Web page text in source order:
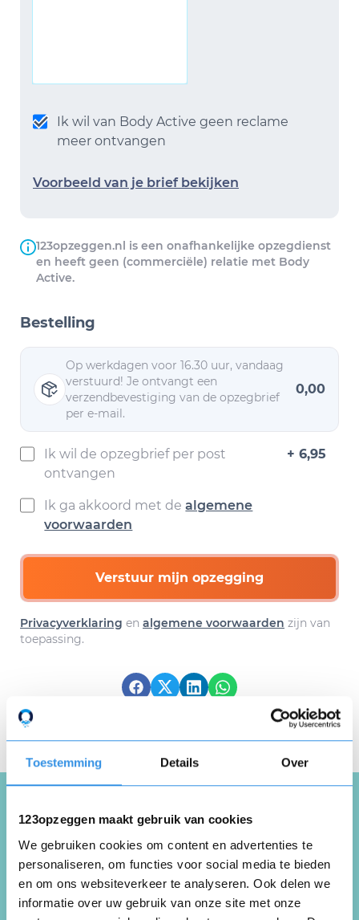
Toestemming Details Over
123opzeggen maakt gebruik van cookies
We gebruiken cookies om content en advertenties te
personaliseren, om functies voor social media te bieden
en om ons websiteverkeer te analyseren. Ook delen we
informatie over uw gebruik van onze site met onze
Ik wil van Body Active geen reclame
meer ontvangen
Voorbeeld van je brief bekijken
123opzeggen.nl is een onafhankelijke opzegdienst
en heeft geen (commerciële) relatie met Body
Active.
Bestelling
Op werkdagen voor 16.30 uur, vandaag
verstuurd! Je ontvangt een
verzendbevestiging van de opzegbrief
per e-mail.
0,00
Ik wil de opzegbrief per post
ontvangen
+ 6,95
Ik ga akkoord met dealgemene
voorwaarden
Verstuur mijn opzegging
Privacyverklaring en algemene voorwaarden zijn van
toepassing.
Schrijf een review over
Body Active